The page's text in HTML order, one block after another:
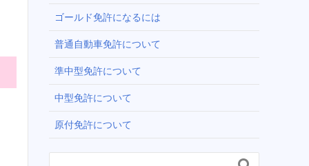
ゴールド免許になるには
普通自動車免許について
準中型免許について
中型免許について
原付免許について